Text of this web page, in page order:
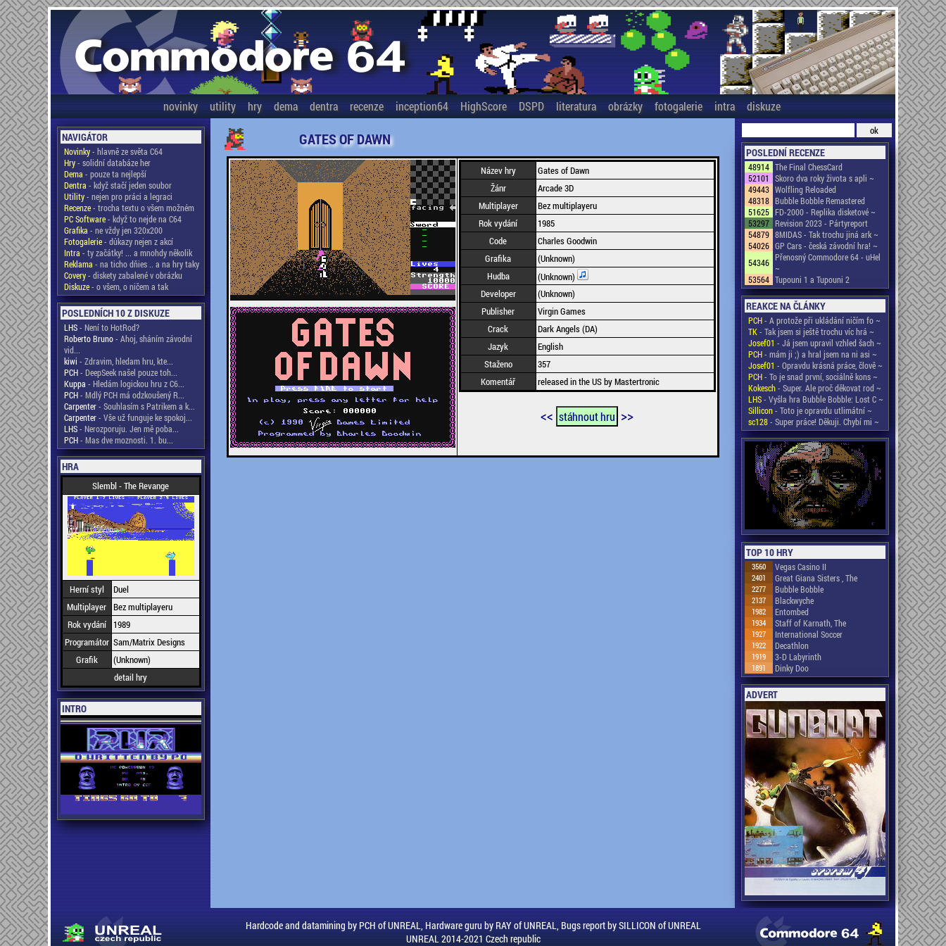
novinky utility hry dema dentra recenze inception64 HighScore DSPD literatura obrázky fotogalerie intra diskuze
NAVIGÁTOR
Novinky- hlavně ze světa C64
Hry- solidní databáze her
Dema - pouze ta nejlepší
Dentra - když stačí jeden soubor
Utility- nejen pro práci a legraci
Recenze- trocha textu o všem možném
PC Software- když to nejde na C64
Grafika - ne vždy jen 320x200
Fotogalerie- důkazy nejen z akcí
Intra - ty začátky! ... a mnohdy několik
Reklama - na ticho dňies .. a na hry taky
Covery- diskety zabalené v obrázku
Diskuze- o všem, o ničem a tak
POSLEDNÍCH 10 Z DISKUZE
LHS- Není to HotRod?
Roberto Bruno- Ahoj, sháním závodní
vid...
kiwi - Zdravim, hledam hru, kte...
PCH- DeepSeek našel pouze toh...
Kuppa - Hledám logickou hru z C6...
PCH- Mdlý PCH má odzkoušený R...
Carpenter- Souhlasím s Patrikem a k...
Carpenter- Vše už funguje ke spokoj...
LHS- Nerozporuju. Jen mě poba...
PCH- Mas dve moznosti. 1. bu...
HRA
Slembl - The Revange
Herní styl
Duel
Multiplayer Bez multiplayeru
Rok vydání
1989
Programátor Sam/Matrix Designs
Grafik
(Unknown)
detail hry
INTRO
GATES OF DAWN
Název hry
Gates of Dawn
Žánr
Arcade 3D
Multiplayer
Bez multiplayeru
Rok vydání
1985
Code
Charles Goodwin
Grafika
(Unknown)
Hudba
(Unknown)
Developer
(Unknown)
Publisher
Virgin Games
Crack
Dark Angels (DA)
Jazyk
English
Staženo
357
Komentář
released in the US by Mastertronic
<< stáhnout hru >>
POSLEDNÍ RECENZE
48914 The Final ChessCard
52101
Skoro dva roky života s apli ~
49443 Wolfling Reloaded
48318 Bubble Bobble Remastered
51625 FD-2000 - Replika disketové ~
53297 Revision 2023 - Pártyreport
54879 8MIDAS - Tak trochu jiná ark ~
54026 GP Cars - česká závodní hra! ~
54346 Přenosný Commodore 64 - uHel
~
53564 Tupouni 1 a Tupouni 2
REAKCE NA ČLÁNKY
PCH- A protože při ukládání ničím fo ~
TK- Tak jsem si ještě trochu víc hrá ~
Josef01 - Já jsem upravil vzhled šach ~
PCH- mám ji ;) a hral jsem na ni asi ~
Josef01 - Opravdu krásná práce, člově ~
PCH- To je snad první, sociálně kons ~
Kokesch- Super. Ale proč děkovat rod ~
LHS- Vyšla hra Bubble Bobble: Lost C ~
Sillicon- Toto je opravdu utlimátní ~
sc128- Super práce! Děkuji. Chybí mi ~
TOP 10 HRY
3560 Vegas Casino II
2401 Great Giana Sisters , The
2277 Bubble Bobble
2137 Blackwyche
1982 Entombed
1934 Staff of Karnath, The
1927 International Soccer
1922 Decathlon
1919 3-D Labyrinth
1891 Dinky Doo
ADVERT
Hardcode and datamining by PCH of UNREAL, Hardware guru by RAY of UNREAL, Bugs report by SILLICON of UNREAL
UNREAL 2014-2021 Czech republic